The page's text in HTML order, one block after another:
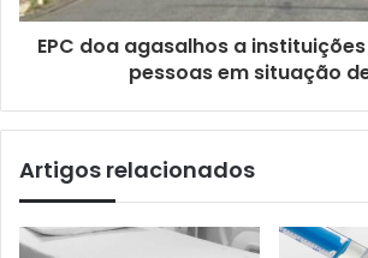
EPC doa agasalhos a
pessoas em situação
Artigos relacionados